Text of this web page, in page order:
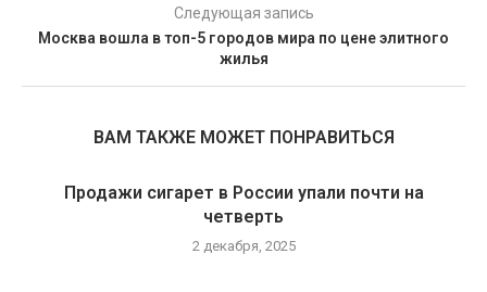
Следующая запись
Москва вошла в топ-5 городов мира по цене элитного
жилья
ВАМ ТАКЖЕ МОЖЕТ ПОНРАВИТЬСЯ
Продажи сигарет в России упали почти на
четверть
2 декабря, 2025